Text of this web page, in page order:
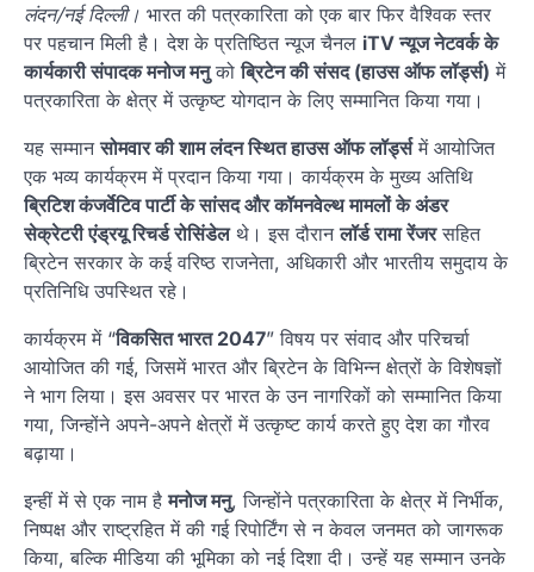
लंदन/नई दिल्ली। भारत की पत्रकारिता को एक बार फिर वैश्विक स्तर
पर पहचान मिली है। देश के प्रतिष्ठित न्यूज चैनल iTV न्यूज नेटवर्क के
कार्यकारी संपादक मनोज मनुकोब्रिटेन की संसद (हाउस ऑफ लॉर्ड्स) में
पत्रकारिता के क्षेत्र में उत्कृष्ट योगदान के लिए सम्मानित किया गया।
यह सम्मानसोमवार की शाम लंदन स्थित हाउस ऑफ लॉर्ड्समें आयोजित
एक भव्य कार्यक्रम में प्रदान किया गया। कार्यक्रम के मुख्य अतिथि
ब्रिटिश कंजर्वेटिव पार्टी के सांसद और कॉमनवेल्थ मामलों के अंडर
सेक्रेटरी एंड्रयू रिचर्ड रोसिंडेलथे। इस दौरानलॉर्ड रामा रेंजरसहित
ब्रिटेन सरकार के कई वरिष्ठ राजनेता, अधिकारी और भारतीय समुदाय के
प्रतिनिधि उपस्थित रहे।
कार्यक्रम में “विकसित भारत 2047” विषय पर संवाद और परिचर्चा
आयोजित की गई, जिसमें भारत और ब्रिटेन के विभिन्न क्षेत्रों के विशेषज्ञों
ने भाग लिया। इस अवसर पर भारत के उन नागरिकों को सम्मानित किया
गया, जिन्होंने अपने-अपने क्षेत्रों में उत्कृष्ट कार्य करते हुए देश का गौरव
बढ़ाया।
इन्हीं में से एक नाम हैमनोज मनु, जिन्होंने पत्रकारिता के क्षेत्र में निर्भीक,
निष्पक्ष और राष्ट्रहित में की गई रिपोर्टिंग से न केवल जनमत को जागरूक
किया, बल्कि मीडिया की भूमिका को नई दिशा दी। उन्हें यह सम्मान उनके